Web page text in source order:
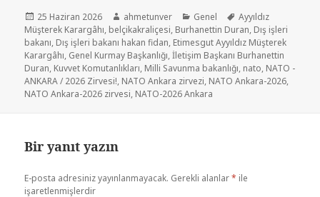
25 Haziran 2026 ahmetunver Genel
Ayyıldız
Müşterek Karargâhı, belçikakraliçesi, Burhanettin Duran, Dış işleri
bakanı, Dış işleri bakanı hakan fidan, Etimesgut Ayyıldız Müşterek
Karargâhı, Genel Kurmay Başkanlığı,İletişim Başkanı Burhanettin
Duran, Kuvvet Komutanlıkları, Milli Savunma bakanlığı, nato, NATO -
ANKARA / 2026 Zirvesi!, NATO Ankara zirvezi, NATO Ankara-2026,
NATO Ankara-2026 zirvesi, NATO-2026 Ankara
Bir yanıt yazın
E-posta adresiniz yayınlanmayacak. Gerekli alanlar* ile
işaretlenmişlerdir